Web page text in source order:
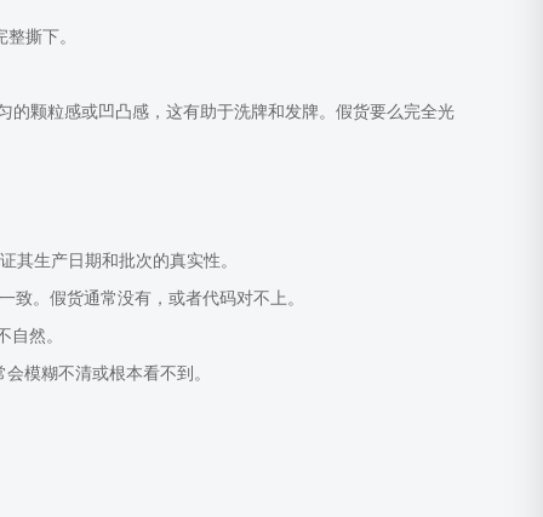
撕下。
的颗粒感或凹凸感，这有助于洗牌和发牌。假货要么完全光
其生产日期和批次的真实性。
致。假货通常没有，或者代码对不上。
自然。
模糊不清或根本看不到。